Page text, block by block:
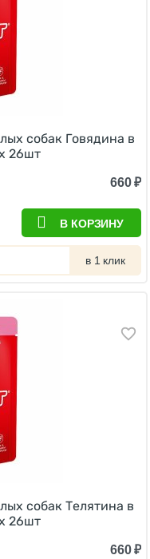
собак Говядина в
26шт
660₽
В КОРЗИНУ
в 1 клик
собак Телятина в
26шт
660₽